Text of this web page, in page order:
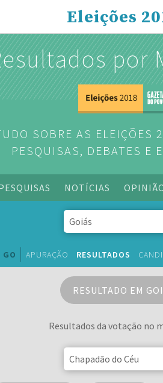
Eleições
por
SOBRE AS ELEIÇÕES
PESQUISAS, DEBATES E
NOTÍCIAS
GO APURAÇÃO RESULTADOS
RESULTADO EM
Resultados da votação no